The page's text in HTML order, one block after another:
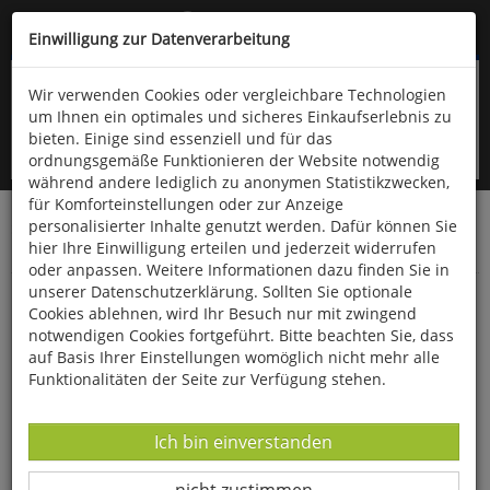
Kompletten Head der Seite überspringen
oder (06766) 9323-960
Startseite Bücher Quelle & Meyer Verlag
Nonbook
Künstlerbecher
Künstlerbecher "Waldkauz"
Einwilligung zur Datenverarbeitung
Wir verwenden Cookies oder vergleichbare Technologien
um Ihnen ein optimales und sicheres Einkaufserlebnis zu
bieten. Einige sind essenziell und für das
ordnungsgemäße Funktionieren der Website notwendig
während andere lediglich zu anonymen Statistikzwecken,
für Komforteinstellungen oder zur Anzeige
personalisierter Inhalte genutzt werden. Dafür können Sie
hier Ihre Einwilligung erteilen und jederzeit widerrufen
oder anpassen. Weitere Informationen dazu finden Sie in
unserer Datenschutzerklärung. Sollten Sie optionale
Cookies ablehnen, wird Ihr Besuch nur mit zwingend
notwendigen Cookies fortgeführt. Bitte beachten Sie, dass
auf Basis Ihrer Einstellungen womöglich nicht mehr alle
Funktionalitäten der Seite zur Verfügung stehen.
Datenverarbeitung -
Ich bin einverstanden